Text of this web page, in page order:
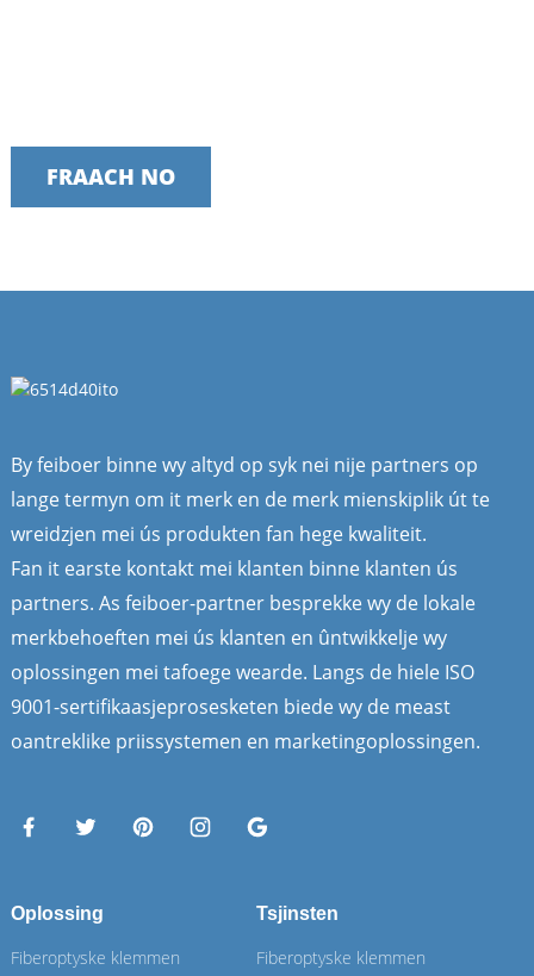
FRAACH NO
By feiboer binne wy ​​altyd op syk nei nije partners op
lange termyn om it merk en de merk mienskiplik út te
wreidzjen mei ús produkten fan hege kwaliteit.
Fan it earste kontakt mei klanten binne klanten ús
partners. As feiboer-partner besprekke wy de lokale
merkbehoeften mei ús klanten en ûntwikkelje wy
oplossingen mei tafoege wearde. Langs de hiele ISO
9001-sertifikaasjeprosesketen biede wy de meast
oantreklike priissystemen en marketingoplossingen.
Oplossing
Fiberoptyske klemmen
Tsjinsten
Fiberoptyske klemmen